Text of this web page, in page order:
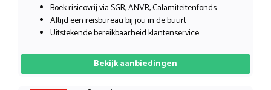
Boek risicovrij via SGR, ANVR, Calamiteitenfonds
Altijd een reisbureau bij jou in de buurt
Uitstekende bereikbaarheid klantenservice
Bekijk aanbiedingen